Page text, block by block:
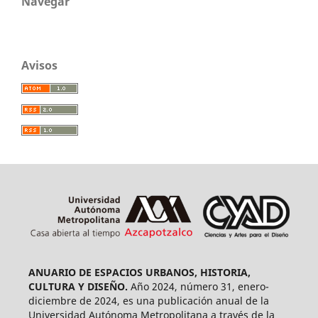
Avisos
ANUARIO DE ESPACIOS URBANOS, HISTORIA,
CULTURA Y DISEÑO. Año 2024, número 31, enero-
diciembre de 2024, es una publicación anual de la
Universidad Autónoma Metropolitana a través de la